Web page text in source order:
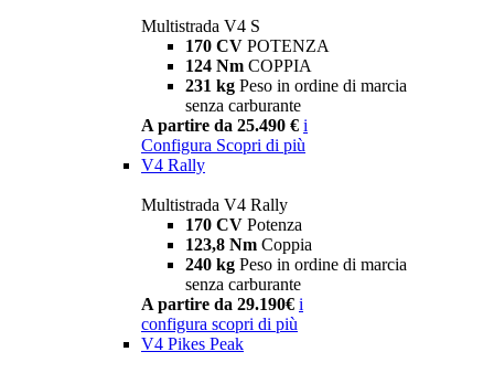
Multistrada V4 S
170 CV POTENZA
124 Nm COPPIA
231 kg Peso in ordine di marcia
senza carburante
A partire da 25.490 € i
Configura Scopri di più
V4 Rally
Multistrada V4 Rally
170 CV Potenza
123,8 Nm Coppia
240 kg Peso in ordine di marcia
senza carburante
A partire da 29.190€ i
configura scopri di più
V4 Pikes Peak